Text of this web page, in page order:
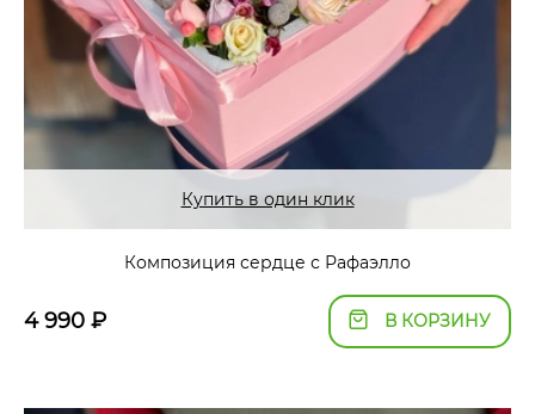
Купить в один клик
Композиция сердце с Рафаэлло
4 990 ₽ В КОРЗИНУ